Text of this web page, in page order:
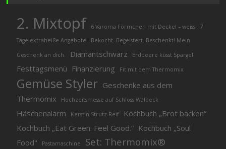
2. Mixtopf 6 Varoma Förmchen mit Deckel – weiss
7
Tage extraheiße Angebote
Bekocht. Begeistert. Beschenkt! Mein
Geschenk an dich. Diamantschwarz Erdbeere küsst Spargel
Festtagsmenü Finanzierung Fit mit dem Thermomix
Gemüse Styler Geschenke aus dem
Thermomix
Hochzeitsmesse auf Schloss Walbeck
Häschenalarm Kerstin Strutz-Reif
Kochbuch „Brot backen“
Kochbuch „Eat Green. Feel Good.“ Kochbuch „Soul
Food"
Pastamaschine
Set: Thermomix®